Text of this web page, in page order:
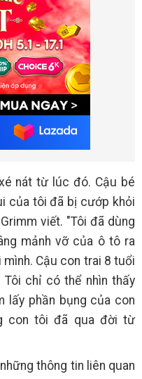
nát từ lúc đó. Cậu bé
của tôi đã bị cướp khỏi
viết. "Tôi đã dùng
mảnh vỡ của ô tô ra
Cậu con trai 8 tuổi
chỉ có thể nhìn thấy
lấy phần bụng của con
con tôi đã qua đời từ
thông tin liên quan